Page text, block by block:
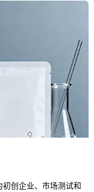
创企业、市场测试和